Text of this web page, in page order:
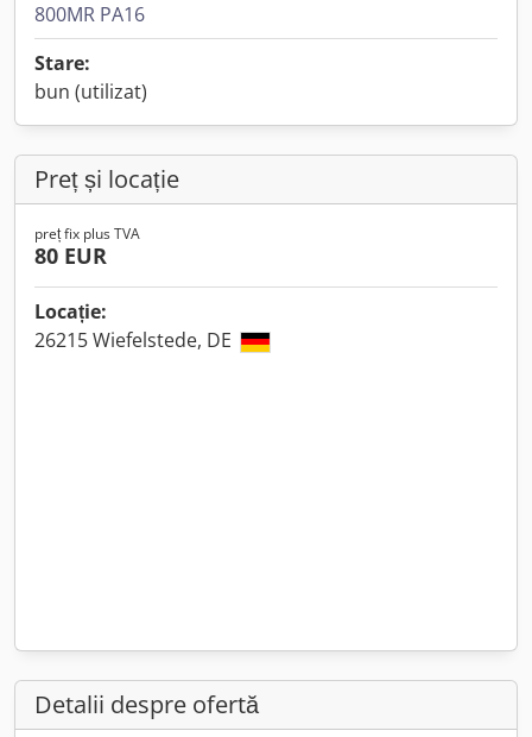
800MR PA16
Stare:
bun (utilizat)
Preț și locație
preț fix plus TVA
80 EUR
Locație:
26215 Wiefelstede, DE
Detalii despre ofertă